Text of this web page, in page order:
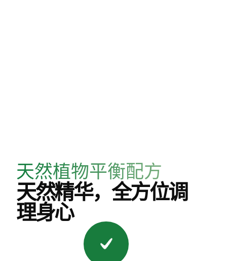
天然植物平衡配方
天然精华，全方位调
理身心